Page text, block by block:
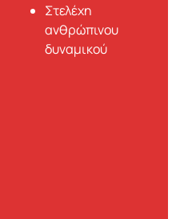
Στελέχη
ανθρώπινου
δυναμικού